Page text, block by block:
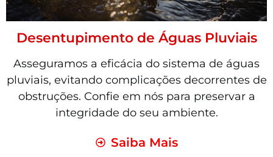
Desentupimento de Águas Pluviais
Asseguramos a eficácia do sistema de águas
pluviais, evitando complicações decorrentes de
obstruções. Confie em nós para preservar a
integridade do seu ambiente.
Saiba Mais